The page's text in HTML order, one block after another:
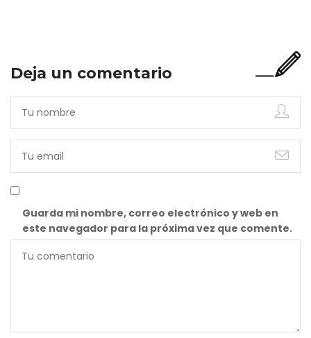
Deja un comentario
Guarda mi nombre, correo electrónico y web en
este navegador para la próxima vez que comente.